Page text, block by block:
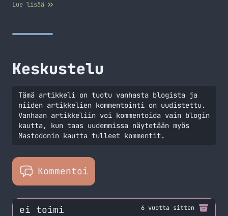
Lue lisää
Keskustelu
Tämä artikkeli on tuotu vanhasta blogista ja
niiden artikkelien kommentointi on uudistettu.
Vanhaan artikkeliin voi kommentoida vain blogin
kautta, kun taas uudemmissa näytetään myös
Mastodonin kautta tulleet kommentit.
Kommentoi
ei toimi 6 vuotta sitten